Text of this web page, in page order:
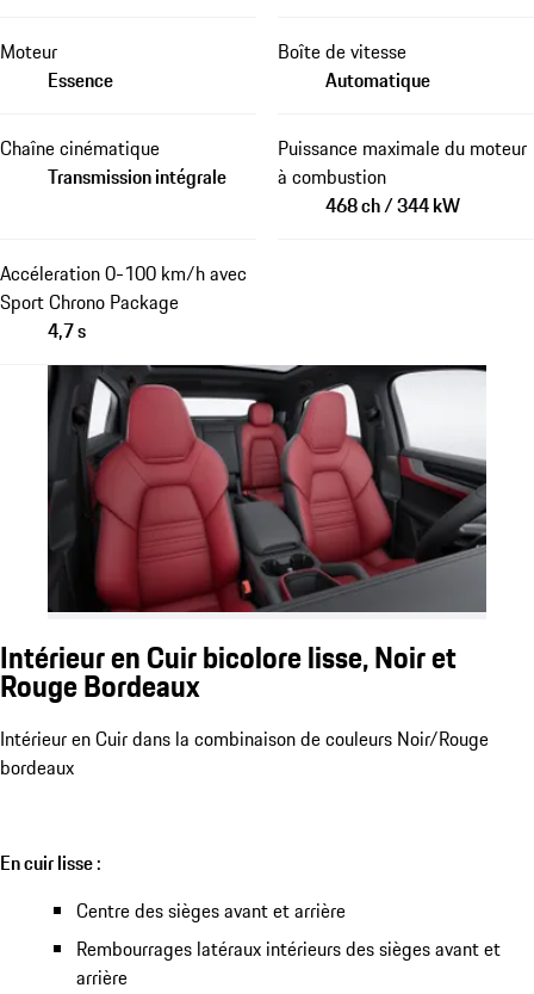
Moteur
Essence
Boîte de vitesse
Automatique
Chaîne cinématique
Transmission intégrale
Puissance maximale du moteur
à combustion
468 ch / 344 kW
Accéleration 0-100 km/h avec
Sport Chrono Package
4,7 s
Intérieur en Cuir bicolore lisse, Noir et
Rouge Bordeaux
Intérieur en Cuir dans la combinaison de couleurs Noir/Rouge
bordeaux
En cuir lisse :
Centre des sièges avant et arrière
Rembourrages latéraux intérieurs des sièges avant et
arrière